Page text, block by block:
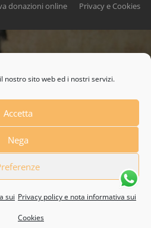
nostro sito web ed i nostri servizi.
Accetta
Nega
sui Privacy policy e nota informativa sui
Cookies
donazioni online Privacy e Cookies
ANCHE
può fare una grande
differenza
come